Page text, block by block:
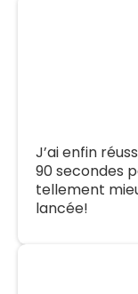
J’ai enfin
90 secondes
tellement
lancée!